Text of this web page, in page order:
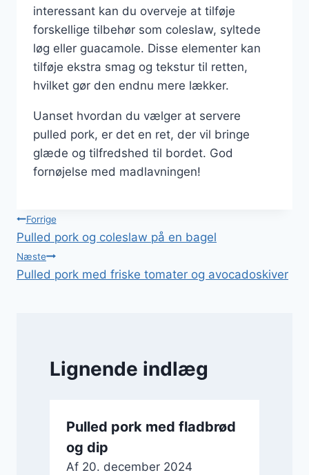
interessant kan du overveje at tilføje
forskellige tilbehør som coleslaw, syltede
løg eller guacamole. Disse elementer kan
tilføje ekstra smag og tekstur til retten,
hvilket gør den endnu mere lækker.
Uanset hvordan du vælger at servere
pulled pork, er det en ret, der vil bringe
glæde og tilfredshed til bordet. God
fornøjelse med madlavningen!
Indlægsnavigation
Forrige
Pulled pork og coleslaw på en bagel
Næste
Pulled pork med friske tomater og avocadoskiver
Lignende indlæg
Pulled pork med fladbrød
og dip
Af 20. december 2024